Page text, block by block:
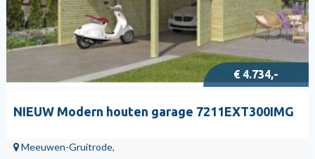
€ 4.734,-
NIEUW Modern houten garage 7211EXT300IMG
Meeuwen-Gruitrode,